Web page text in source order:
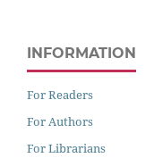
INFORMATION
For Readers
For Authors
For Librarians